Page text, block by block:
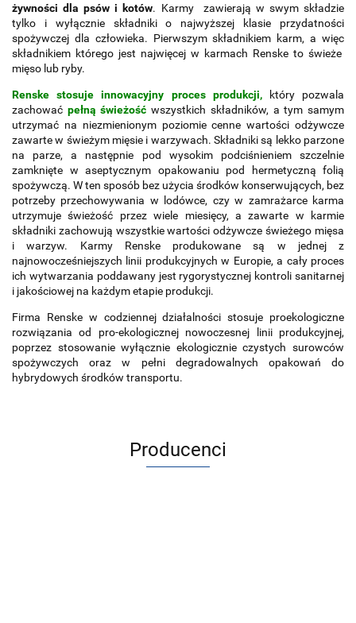
żywności dla psów i kotów. Karmy zawierają w swym składzie
tylko i wyłącznie składniki o najwyższej klasie przydatności
spożywczej dla człowieka. Pierwszym składnikiem karm, a więc
składnikiem którego jest najwięcej w karmach Renske to świeże
mięso lub ryby.
Renske stosuje innowacyjny proces produkcji,
który pozwala
zachować pełną świeżość wszystkich składników, a tym samym
utrzymać na niezmienionym poziomie cenne wartości odżywcze
zawarte w świeżym mięsie i warzywach. Składniki są lekko parzone
na parze, a następnie pod wysokim podciśnieniem szczelnie
zamknięte w aseptycznym opakowaniu pod hermetyczną folią
spożywczą. W ten sposób bez użycia środków konserwujących, bez
potrzeby przechowywania w lodówce, czy w zamrażarce karma
utrzymuje świeżość przez wiele miesięcy, a zawarte w karmie
składniki zachowują wszystkie wartości odżywcze świeżego mięsa
i warzyw. Karmy Renske produkowane są w jednej z
najnowocześniejszych linii produkcyjnych w Europie, a cały proces
ich wytwarzania poddawany jest rygorystycznej kontroli sanitarnej
i jakościowej na każdym etapie produkcji.
Firma Renske w codziennej działalności stosuje proekologiczne
rozwiązania od pro-ekologicznej nowoczesnej linii produkcyjnej,
poprzez stosowanie wyłącznie ekologicznie czystych surowców
spożywczych oraz w pełni degradowalnych opakowań do
hybrydowych środków transportu.
Producenci